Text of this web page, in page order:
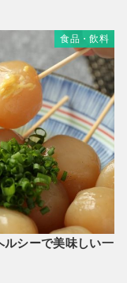
食品・飲料
ルシーで美味しい一